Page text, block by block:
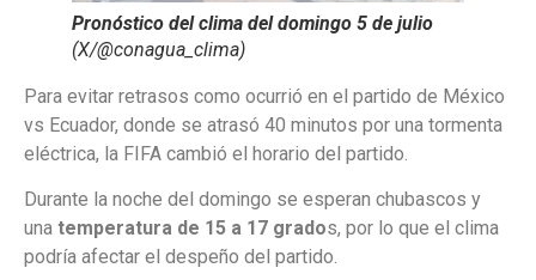
Pronóstico del clima del domingo 5 de julio
(X/@conagua_clima)
Para evitar retrasos como ocurrió en el partido de México
vs Ecuador, donde se atrasó 40 minutos por una tormenta
eléctrica, la FIFA cambió el horario del partido.
Durante la noche del domingo se esperan chubascos y
una temperatura de 15 a 17 grados, por lo que el clima
podría afectar el despeño del partido.